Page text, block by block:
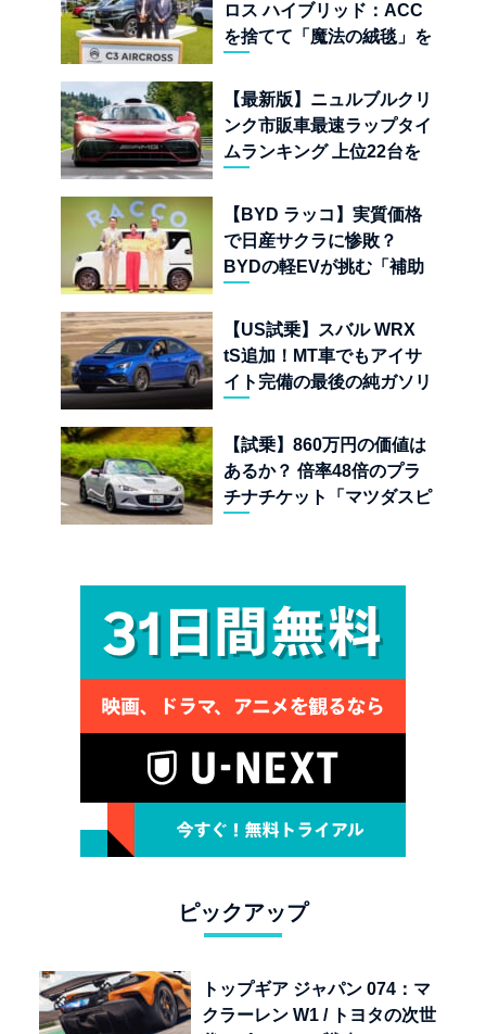
ロス ハイブリッド：ACC
を捨てて「魔法の絨毯」を
児
【最新版】ニュルブルクリ
ンク市販車最速ラップタイ
ムランキング 上位22台を
【BYD ラッコ】実質価格
で日産サクラに惨敗？
BYDの軽EVが挑む「補助
界
【US試乗】スバル WRX
tS追加！MT車でもアイサ
イト完備の最後の純ガソリ
【試乗】860万円の価値は
あるか？ 倍率48倍のプラ
チナチケット「マツダスピ
ピックアップ
トップギア ジャパン 074：マ
クラーレン W1 / トヨタの次世